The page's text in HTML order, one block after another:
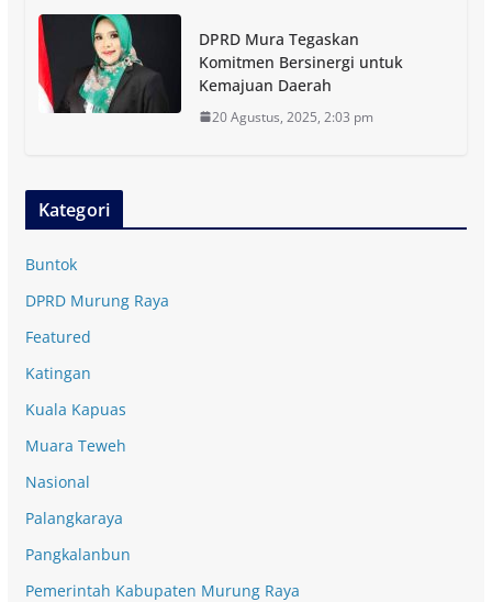
DPRD Mura Tegaskan
Komitmen Bersinergi untuk
Kemajuan Daerah
20 Agustus, 2025, 2:03 pm
Kategori
Buntok
DPRD Murung Raya
Featured
Katingan
Kuala Kapuas
Muara Teweh
Nasional
Palangkaraya
Pangkalanbun
Pemerintah Kabupaten Murung Raya